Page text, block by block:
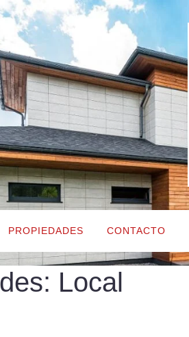
PROPIEDADES CONTACTO
Local